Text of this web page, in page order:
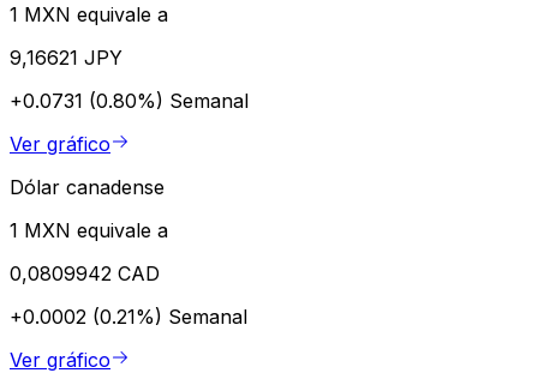
1 MXN equivale a
9,16621 JPY
+0.0731 (0.80%) Semanal
Ver gráfico
Dólar canadense
1 MXN equivale a
0,0809942 CAD
+0.0002 (0.21%) Semanal
Ver gráfico